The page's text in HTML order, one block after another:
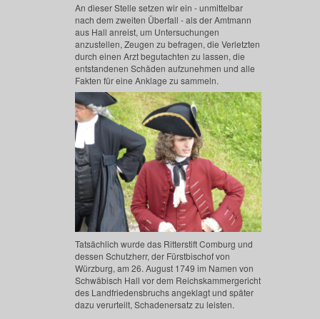
An dieser Stelle setzen wir ein - unmittelbar
nach dem zweiten Überfall - als der Amtmann
aus Hall anreist, um Untersuchungen
anzustellen, Zeugen zu befragen, die Verletzten
durch einen Arzt begutachten zu lassen, die
entstandenen Schäden aufzunehmen und alle
Fakten für eine Anklage zu sammeln.
Tatsächlich wurde das Ritterstift Comburg und
dessen Schutzherr, der Fürstbischof von
Würzburg, am 26. August 1749 im Namen von
Schwäbisch Hall vor dem Reichskammergericht
des Landfriedensbruchs angeklagt und später
dazu verurteilt, Schadenersatz zu leisten.